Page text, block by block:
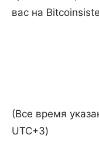
вас на
(Все время
UTC+3)